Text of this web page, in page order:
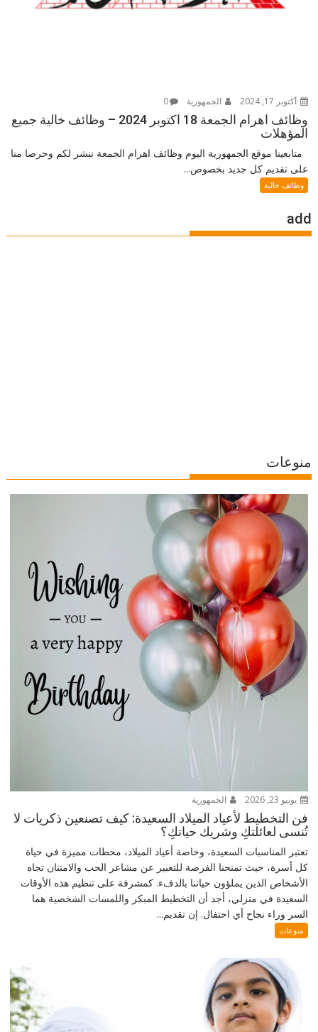
أكتوبر 17, 2024 الجمهورية 0
وظائف اهرام الجمعة 18 اكتوبر 2024 – وظائف خالية جميع
المؤهلات
متابعينا موقع الجمهورية اليوم وظائف اهرام الجمعة ننشر لكم وحرصا منا
على تقديم كل جديد بخصوص...
وظائف خالية
add
منوعات
يونيو 23, 2026 الجمهورية
فن التخطيط لأعياد الميلاد السعيدة: كيف تصنعين ذكريات لا
تُنسى لعائلتكِ وشريك حياتكِ؟
تعتبر المناسبات السعيدة، وخاصة أعياد الميلاد، محطات مميزة في حياة
كل أسرة، حيث تمنحنا الفرصة للتعبير عن مشاعر الحب والامتنان تجاه
الأشخاص الذين يملؤون حياتنا بالدفء. كمشرفة على تنظيم هذه الأوقات
السعيدة في منزلي، أجد أن التخطيط المبكر واللمسات الشخصية هما
السر وراء نجاح أي احتفال. إن تقديم...
منوعات